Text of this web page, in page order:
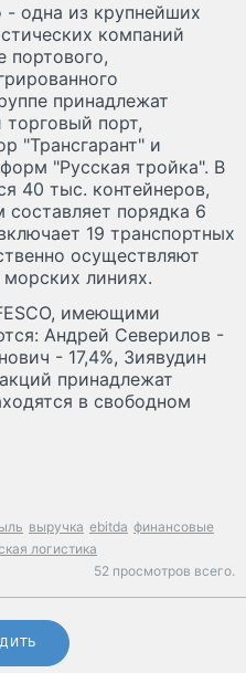
- одна из крупнейших
компаний
портового,
принадлежат
порт,
"Трансгарант" и
"Русская тройка". В
40 тыс. контейнеров,
порядка 6
19 транспортных
осуществляют
линиях.
имеющими
Андрей Северилов -
- 17,4%, Зиявудин
принадлежат
в свободном
выручка ebitda финансовые
логистика
52 просмотров всего.